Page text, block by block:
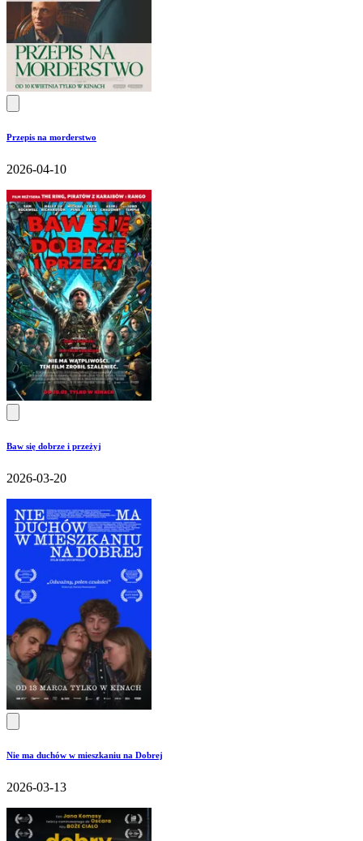
Przepis na morderstwo
2026-04-10
Baw się dobrze i przeżyj
2026-03-20
Nie ma duchów w mieszkaniu na Dobrej
2026-03-13